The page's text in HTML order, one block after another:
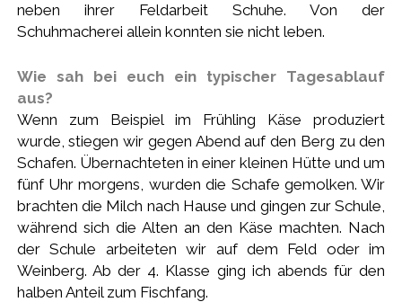
neben ihrer Feldarbeit Schuhe. Von der
Schuhmacherei allein konnten sie nicht leben.
Wie sah bei euch ein typischer Tagesablauf
aus?
Wenn zum Beispiel im Frühling Käse produziert
wurde, stiegen wir gegen Abend auf den Berg zu den
Schafen. Übernachteten in einer kleinen Hütte und um
fünf Uhr morgens, wurden die Schafe gemolken. Wir
brachten die Milch nach Hause und gingen zur Schule,
während sich die Alten an den Käse machten. Nach
der Schule arbeiteten wir auf dem Feld oder im
Weinberg. Ab der 4. Klasse ging ich abends für den
halben Anteil zum Fischfang.